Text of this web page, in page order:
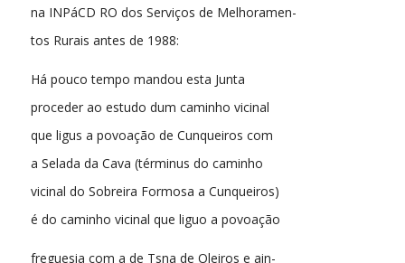
na INPáCD RO dos Serviços de Melhoramen-
tos Rurais antes de 1988:
Há pouco tempo mandou esta Junta
proceder ao estudo dum caminho vicinal
que ligus a povoação de Cunqueiros com
a Selada da Cava (términus do caminho
vicinal do Sobreira Formosa a Cunqueiros)
é do caminho vicinal que liguo a povoação
freguesia com a de Tsna de Oleiros e ain-